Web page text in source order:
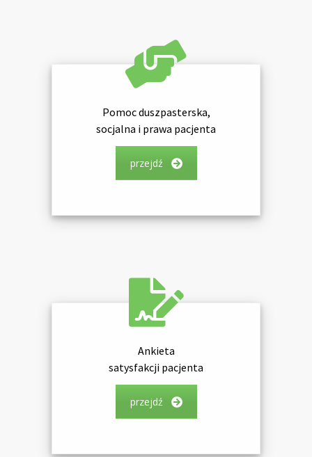
Pomoc duszpasterska,
socjalna i prawa pacjenta
przejdź
Ankieta
satysfakcji pacjenta
przejdź